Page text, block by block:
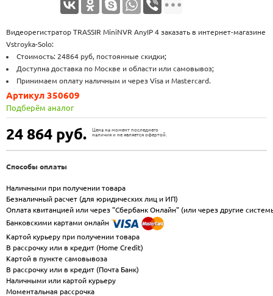
Видеорегистратор TRASSIR MiniNVR AnyIP 4 заказать в интернет-магазине
Vstroyka-Solo:
Стоимость: 24864 руб, постоянные скидки;
Доступна доставка по Москве и области или самовывоз;
Принимаем оплату наличным и через Visa и Mastercard.
24 864 руб.
Цена на момент последнего
наличия и не является офертой.
Артикул 350609
Подберём аналог
Способы оплаты
Наличными при получении товара
Безналичный расчет (для юридических лиц и ИП)
Оплата квитанцией или через "Сбербанк Онлайн" (или через другие
Банковскими картами онлайн
Картой курьеру при получении товара
В рассрочку или в кредит (Home Credit)
Картой в пункте самовывоза
В рассрочку или в кредит (Почта Банк)
Наличными или картой курьеру
Моментальная рассрочка